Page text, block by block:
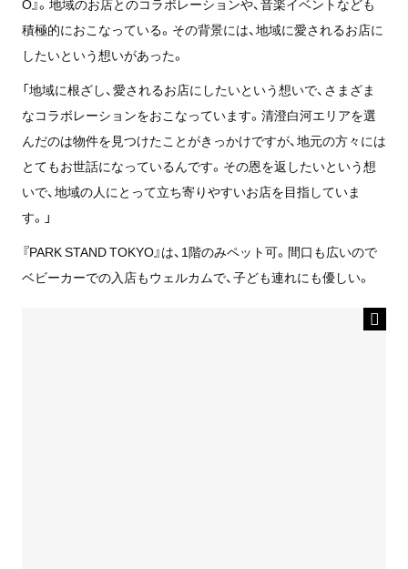
O』。地域のお店とのコラボレーションや、音楽イベントなども
積極的におこなっている。その背景には、地域に愛されるお店に
したいという想いがあった。
「地域に根ざし、愛されるお店にしたいという想いで、さまざま
なコラボレーションをおこなっています。清澄白河エリアを選
んだのは物件を見つけたことがきっかけですが、地元の方々には
とてもお世話になっているんです。その恩を返したいという想
いで、地域の人にとって立ち寄りやすいお店を目指していま
す。」
『PARK STAND TOKYO』は、1階のみペット可。間口も広いので
ベビーカーでの入店もウェルカムで、子ども連れにも優しい。